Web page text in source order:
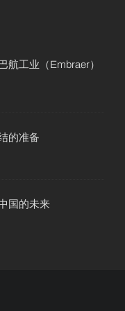
航工业（Embraer）
的准备
国的未来